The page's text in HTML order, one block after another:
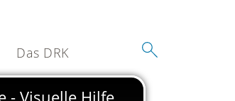
Das DRK